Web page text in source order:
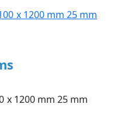
1200 mm 25 mm